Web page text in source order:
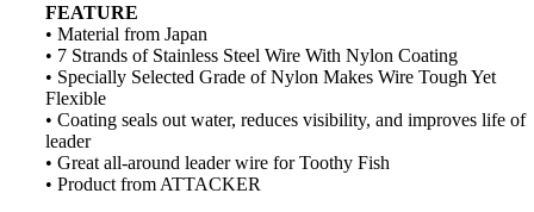
FEATURE
• Material from Japan
• 7 Strands of Stainless Steel Wire With Nylon Coating
• Specially Selected Grade of Nylon Makes Wire Tough Yet
Flexible
• Coating seals out water, reduces visibility, and improves life of
leader
• Great all-around leader wire for Toothy Fish
• Product from ATTACKER